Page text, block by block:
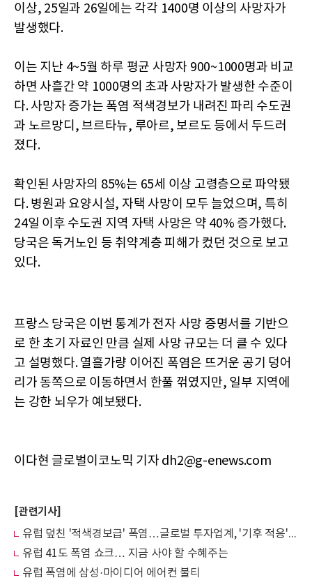
이상, 25일과 26일에는 각각 1400명 이상의 사망자가
발생했다.
이는 지난 4~5월 하루 평균 사망자 900~1000명과 비교
하면 사흘간 약 1000명의 초과 사망자가 발생한 수준이
다. 사망자 증가는 폭염 적색경보가 내려진 파리 수도권
과 노르망디, 브르타뉴, 루아르, 보르도 등에서 두드러
졌다.
확인된 사망자의 85%는 65세 이상 고령층으로 파악됐
다. 병원과 요양시설, 자택 사망이 모두 늘었으며, 특히
24일 이후 수도권 지역 자택 사망은 약 40% 증가했다.
당국은 독거노인 등 취약계층 피해가 컸던 것으로 보고
있다.
프랑스 당국은 이번 통계가 전자 사망 증명서를 기반으
로 한 초기 자료인 만큼 실제 사망 규모는 더 클 수 있다
고 설명했다. 열흘가량 이어진 폭염은 뜨거운 공기 덩어
리가 동쪽으로 이동하면서 한풀 꺾였지만, 일부 지역에
는 강한 뇌우가 예보됐다.
이다현 글로벌이코노믹 기자 dh2@g-enews.com
[관련기사]
유럽 덮친 '적색경보급' 폭염…글로벌 투자업계, '기후 적응' 테마에 눈독
유럽 41도 폭염 쇼크… 지금 사야 할 수혜주는
유럽 폭염에 삼성·마이디어 에어컨 불티